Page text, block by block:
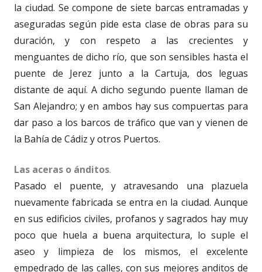
la ciudad. Se compone de siete barcas entramadas y
aseguradas según pide esta clase de obras para su
duración, y con respeto a las crecientes y
menguantes de dicho río, que son sensibles hasta el
puente de Jerez junto a la Cartuja, dos leguas
distante de aquí. A dicho segundo puente llaman de
San Alejandro; y en ambos hay sus compuertas para
dar paso a los barcos de tráfico que van y vienen de
la Bahía de Cádiz y otros Puertos.
Las aceras o ánditos.
Pasado el puente, y atravesando una plazuela
nuevamente fabricada se entra en la ciudad. Aunque
en sus edificios civiles, profanos y sagrados hay muy
poco que huela a buena arquitectura, lo suple el
aseo y limpieza de los mismos, el excelente
empedrado de las calles, con sus mejores anditos de